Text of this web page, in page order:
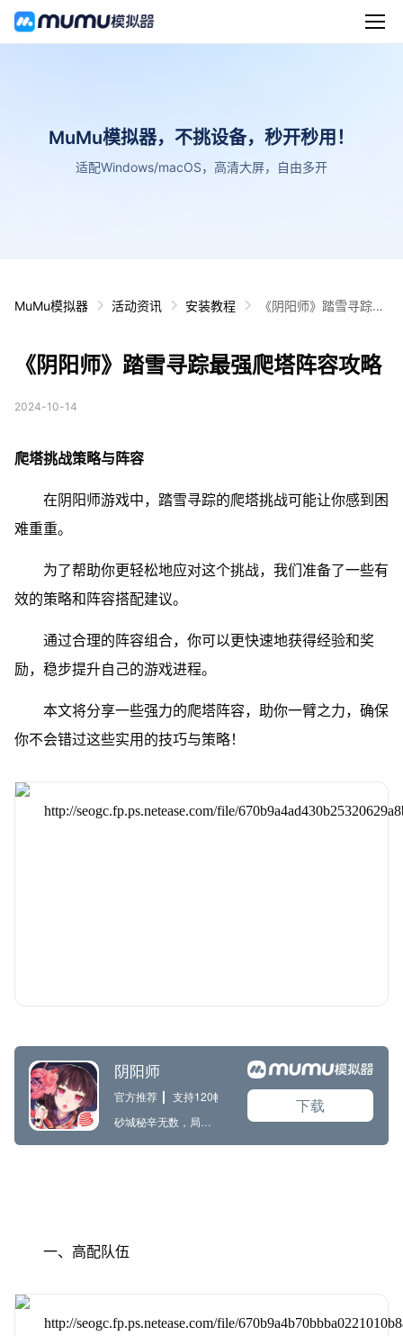
MuMu模拟器，不挑设备，秒开秒用！
适配Windows/macOS，高清大屏，自由多开
MuMu模拟器 活动资讯 安装教程
《阴阳师》踏雪寻踪最
《阴阳师》踏雪寻踪最强爬塔阵容攻略
2024-10-14
爬塔挑战策略与阵容
在阴阳师游戏中，踏雪寻踪的爬塔挑战可能让你感到困
难重重。
为了帮助你更轻松地应对这个挑战，我们准备了一些有
效的策略和阵容搭配建议。
通过合理的阵容组合，你可以更快速地获得经验和奖
励，稳步提升自己的游戏进程。
本文将分享一些强力的爬塔阵容，助你一臂之力，确保
你不会错过这些实用的技巧与策略！
一、高配队伍